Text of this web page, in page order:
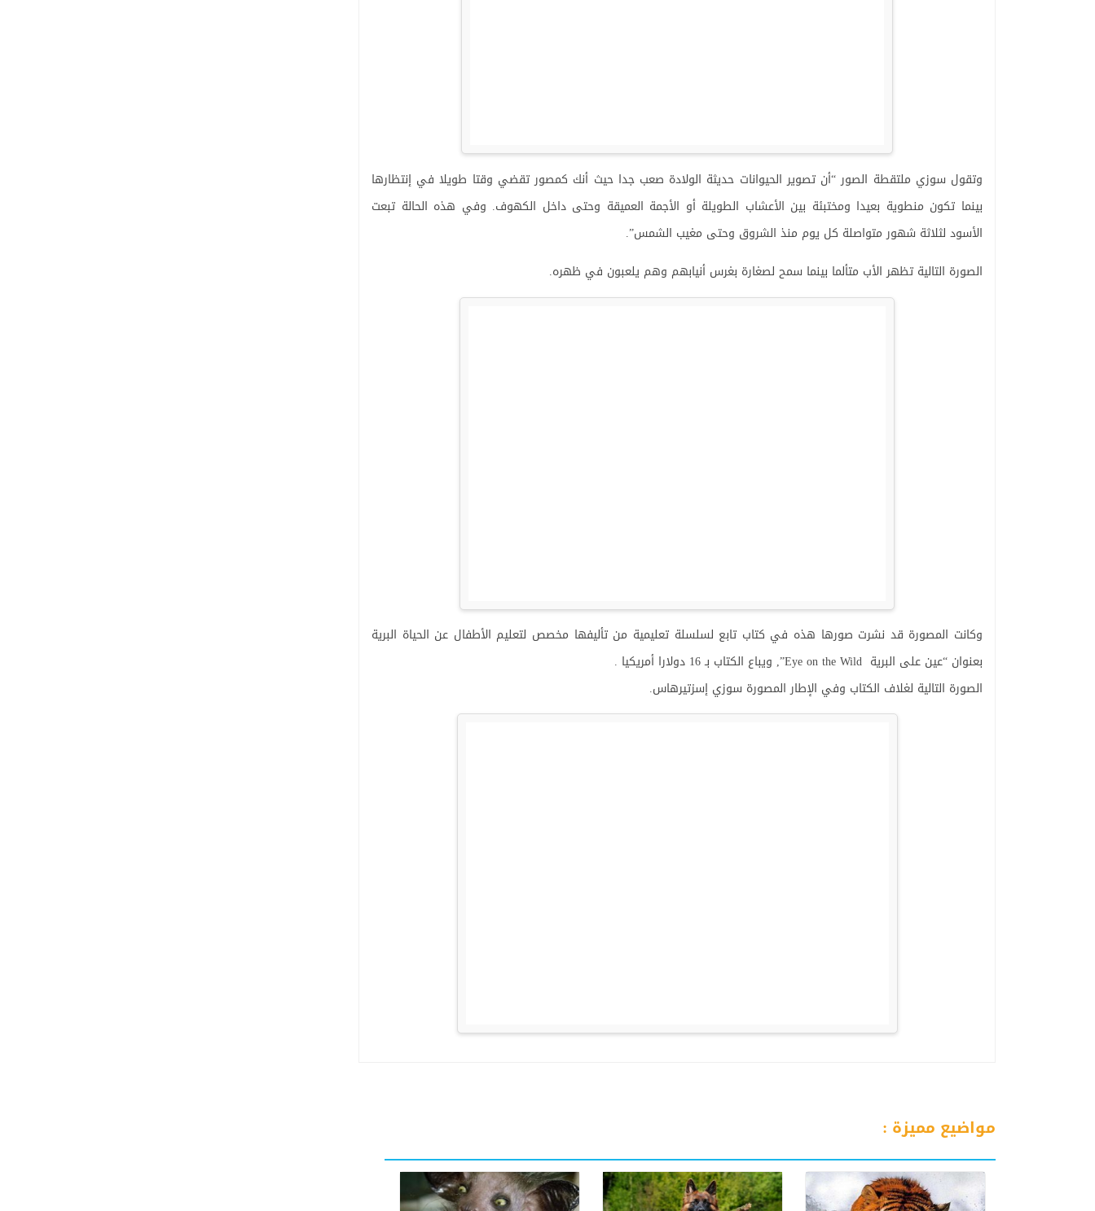
وتقول سوزي ملتقطة الصور “أن تصوير الحيوانات حديثة الولادة صعب جدا حيث أنك كمصور تقضي وقتا طويلا في إنتظارها
بينما تكون منطوية بعيدا ومختبئة بين الأعشاب الطويلة أو الأجمة العميقة وحتى داخل الكهوف. وفي هذه الحالة تبعت
الأسود لثلاثة شهور متواصلة كل يوم منذ الشروق وحتى مغيب الشمس”.
الصورة التالية تظهر الأب متألما بينما سمح لصغارة بغرس أنيابهم وهم يلعبون في ظهره.
وكانت المصورة قد نشرت صورها هذه في كتاب تابع لسلسلة تعليمية من تأليفها مخصص لتعليم الأطفال عن الحياة البرية
بعنوان “عين على البرية Eye on the Wild”, ويباع الكتاب بـ 16 دولارا أمريكيا .
الصورة التالية لغلاف الكتاب وفي الإطار المصورة سوزي إسزتيرهاس.
مواضيع مميزة :